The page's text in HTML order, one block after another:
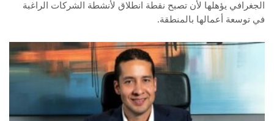
الجغرافي يؤهلها لأن تصبح نقطة انطلاق لأنشطة الشركات الراغبة
في توسعة أعمالها بالمنطقة.